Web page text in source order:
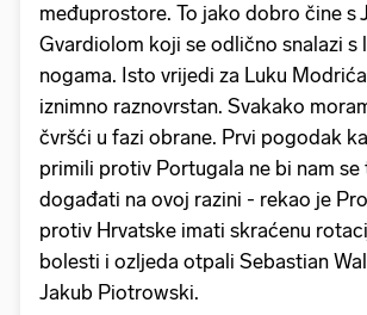
međuprostore. To jako dobro čine s
Gvardiolom koji se odlično snalazi s
nogama. Isto vrijedi za Luku
iznimno raznovrstan. Svakako
čvršći u fazi obrane. Prvi pogodak
primili protiv Portugala ne bi nam se
događati na ovoj razini - rekao je
protiv Hrvatske imati skraćenu
bolesti i ozljeda otpali Sebastian
Jakub Piotrowski.